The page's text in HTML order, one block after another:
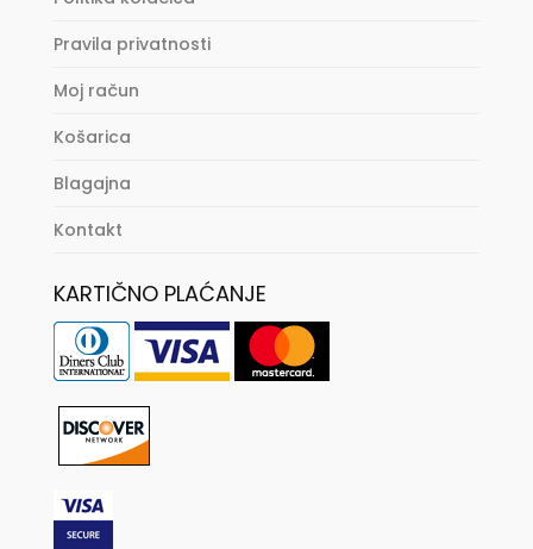
Pravila privatnosti
Moj račun
Košarica
Blagajna
Kontakt
KARTIČNO PLAĆANJE